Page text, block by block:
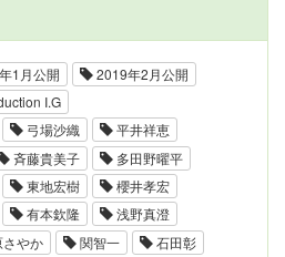
1月公開
2019年2月公開
I.G
弓場沙織
平井祥恵
斉藤貴美子
多田野曜平
東地宏樹
櫻井孝宏
有本欽隆
浅野真澄
さやか 関智一
石田彰